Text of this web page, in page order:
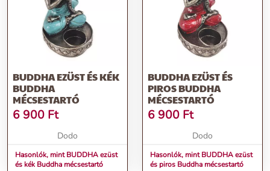
BUDDHA EZÜST ÉS KÉK
BUDDHA
MÉCSESTARTÓ
6 900 Ft
Dodo
Hasonlók, mint BUDDHA ezüst
és kék Buddha mécsestartó
BUDDHA EZÜST ÉS
PIROS BUDDHA
MÉCSESTARTÓ
6 900 Ft
Dodo
Hasonlók, mint BUDDHA ezüst
és piros Buddha mécsestartó